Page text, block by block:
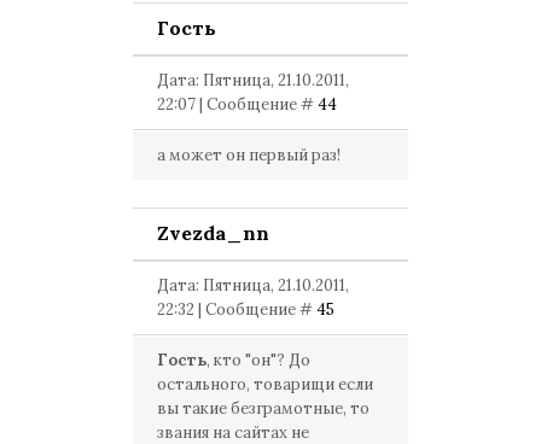
Гость
Дата: Пятница, 21.10.2011,
22:07 | Сообщение #44
а может он первый раз!
Zvezda_nn
Дата: Пятница, 21.10.2011,
22:32 | Сообщение #45
Гость, кто "он"? До
остального, товарищи если
вы такие безграмотные, то
звания на сайтах не